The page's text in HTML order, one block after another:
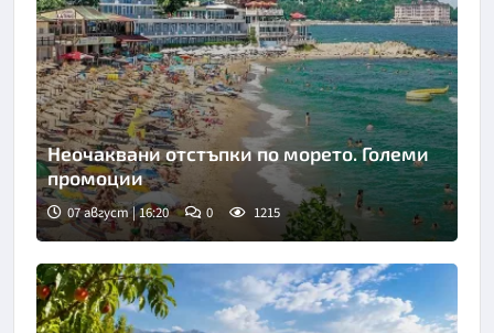
Неочаквани отстъпки по морето. Големи
промоции
07 август | 16:20 0 1215